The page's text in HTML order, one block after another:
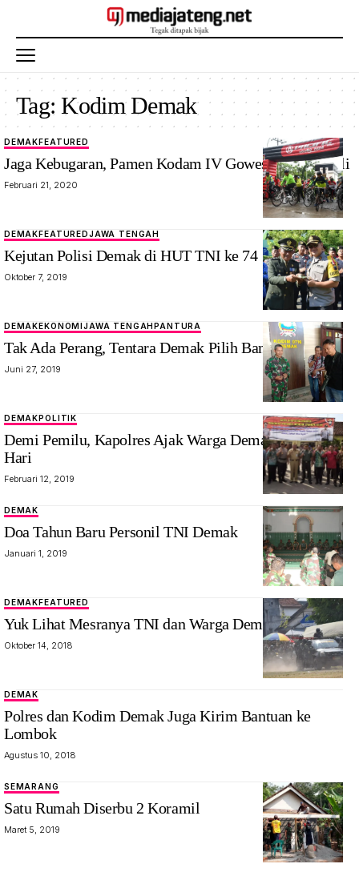
Tag:Kodim Demak
DEMAKFEATURED
Jaga Kebugaran, Pamen Kodam IV Gowes di Kota Wali
Februari 21, 2020
DEMAKFEATUREDJAWA TENGAH
Kejutan Polisi Demak di HUT TNI ke 74
Oktober 7, 2019
DEMAKEKONOMIJAWA TENGAHPANTURA
Tak Ada Perang, Tentara Demak Pilih Bangun Jalan
Juni 27, 2019
DEMAKPOLITIK
Demi Pemilu, Kapolres Ajak Warga Demak Tidur Dini
Hari
Februari 12, 2019
DEMAK
Doa Tahun Baru Personil TNI Demak
Januari 1, 2019
DEMAKFEATURED
Yuk Lihat Mesranya TNI dan Warga Demak
Oktober 14, 2018
DEMAK
Polres dan Kodim Demak Juga Kirim Bantuan ke
Lombok
Agustus 10, 2018
SEMARANG
Satu Rumah Diserbu 2 Koramil
Maret 5, 2019